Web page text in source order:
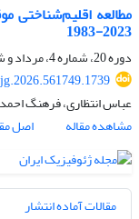
مطالعه اقلیم‌شناختی
2023-1983
دوره 20، شماره 4، مرداد و شهریور 1405، صفحه
عباس انتظاری، فرهنگ
مشاهده مقاله
اصل
مقالات آماده انتشار